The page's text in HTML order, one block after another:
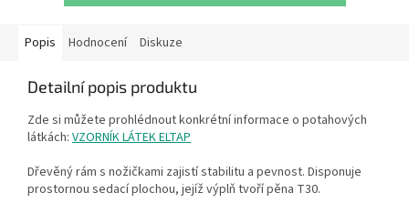
Popis Hodnocení Diskuze
Detailní popis produktu
Zde si můžete prohlédnout konkrétní informace o potahových
látkách: VZORNÍK LÁTEK ELTAP
Dřevěný rám s nožičkami zajistí stabilitu a pevnost. Disponuje
prostornou sedací plochou, jejíž výplň tvoří pěna T30.